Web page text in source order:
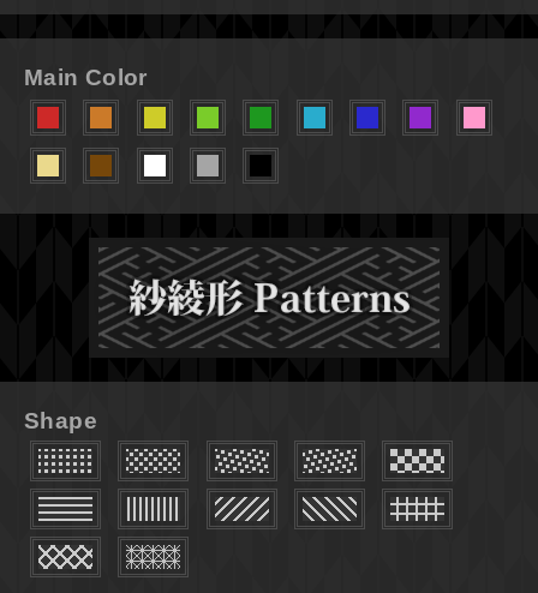
Main Color
Shape